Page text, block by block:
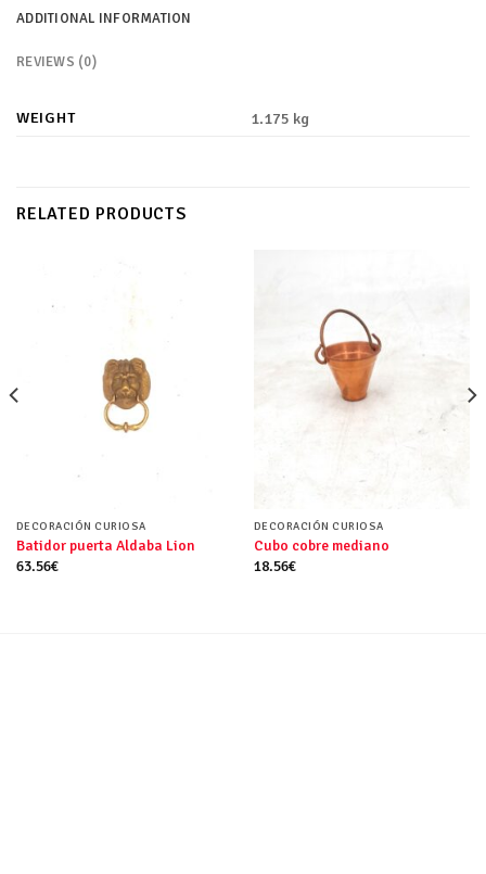
ADDITIONAL INFORMATION
REVIEWS (0)
WEIGHT 1.175 kg
RELATED PRODUCTS
DECORACIÓN CURIOSA
Batidor puerta Aldaba Lion
63.56€
DECORACIÓN CURIOSA
Cubo cobre mediano
18.56€